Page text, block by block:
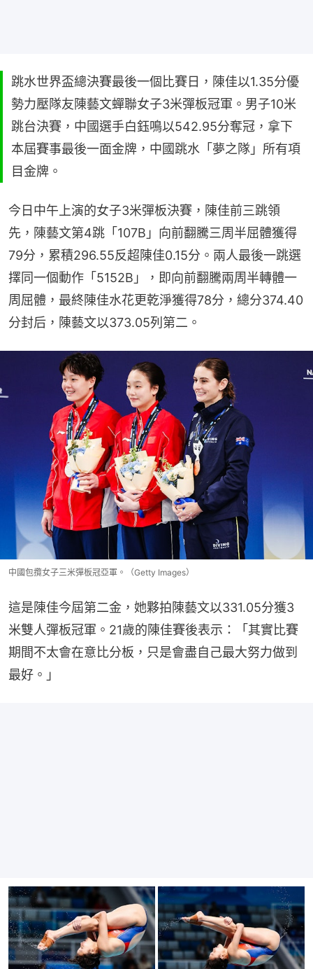
跳水世界盃總決賽最後一個比賽日，陳佳以1.35分優
勢力壓隊友陳藝文蟬聯女子3米彈板冠軍。男子10米
跳台決賽，中國選手白鈺鳴以542.95分奪冠，拿下
本屆賽事最後一面金牌，中國跳水「夢之隊」所有項
目金牌。
今日中午上演的女子3米彈板決賽，陳佳前三跳領
先，陳藝文第4跳「107B」向前翻騰三周半屈體獲得
79分，累積296.55反超陳佳0.15分。兩人最後一跳選
擇同一個動作「5152B」，即向前翻騰兩周半轉體一
周屈體，最終陳佳水花更乾淨獲得78分，總分374.40
分封后，陳藝文以373.05列第二。
中國包攬女子三米彈板冠亞軍。（Getty Images）
這是陳佳今屆第二金，她夥拍陳藝文以331.05分獲3
米雙人彈板冠軍。21歲的陳佳賽後表示：「其實比賽
期間不太會在意比分板，只是會盡自己最大努力做到
最好。」